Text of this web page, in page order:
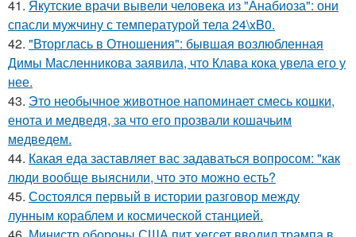
41. Якутские врачи вывели человека из "Анабиоза": они
спасли мужчину с температурой тела 24\xB0.
42. "Вторглась в Отношения": бывшая возлюбленная
Димы Масленникова заявила, что Клава кока увела его у
нее.
43. Это необычное животное напоминает смесь кошки,
енота и медведя, за что его прозвали кошачьим
медведем.
44. Какая еда заставляет вас задаваться вопросом: "как
люди вообще выяснили, что это можно есть?
45. Состоялся первый в истории разговор между
лунным кораблем и космической станцией.